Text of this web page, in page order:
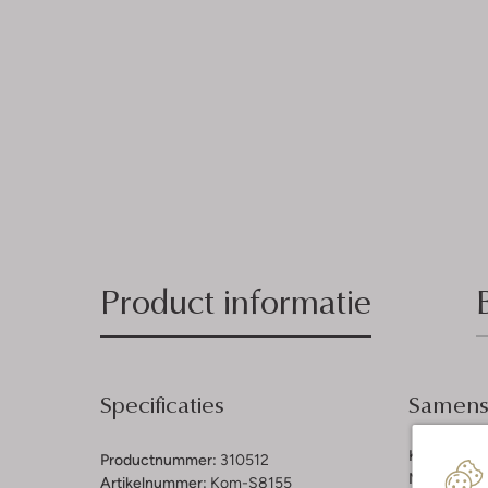
Product informatie
Specificaties
Productnummer: 310512
Artikelnummer: Kom-S8155
Kleur:
Materiaal